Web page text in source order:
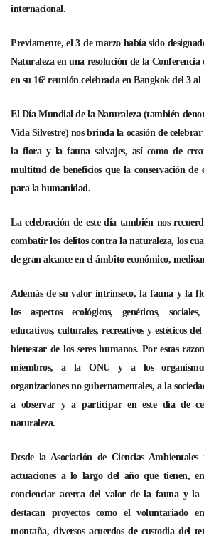
internacional.
Previamente, el 3 de marzo había sido
Naturaleza en una resolución de la Conferencia
en su 16ª reunión celebrada en Bangkok del 3 al
El Día Mundial de la Naturaleza (también
Vida Silvestre) nos brinda la ocasión de
la flora y la fauna salvajes, así como de
multitud de beneficios que la conservación de
para la humanidad.
La celebración de este día también nos
combatir los delitos contra la naturaleza, los
de gran alcance en el ámbito económico,
Además de su valor intrínseco, la fauna y la
los aspectos ecológicos, genéticos,
educativos, culturales, recreativos y estéticos
bienestar de los seres humanos. Por estas
miembros, a la ONU y a los
organizaciones no gubernamentales, a la
a observar y a participar en este día de
naturaleza.
Desde la Asociación de Ciencias
actuaciones a lo largo del año que tienen,
concienciar acerca del valor de la fauna y la
destacan proyectos como el voluntariado
montaña, diversos acuerdos de custodia del